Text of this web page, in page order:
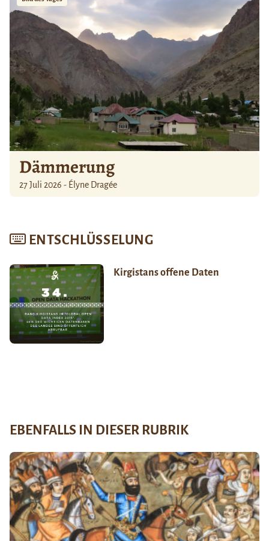
Dämmerung
27 Juli 2026 - Élyne Dragée
ENTSCHLÜSSELUNG
Kirgistans offene Daten
EBENFALLS IN DIESER RUBRIK